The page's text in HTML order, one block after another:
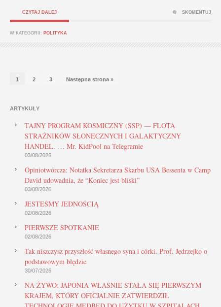
CZYTAJ DALEJ
W KATEGORII: POLITYKA
SKOMENTUJ
1 2 3 Następna strona »
ARTYKUŁY
TAJNY PROGRAM KOSMICZNY (SSP) — FLOTA
STRAŻNIKÓW SŁONECZNYCH I GALAKTYCZNY
HANDEL. … Mr. KidPool na Telegramie
03/08/2026
Opiniotwórcza: Notatka Sekretarza Skarbu USA Bessenta w Camp
David udowadnia, że “Koniec jest bliski”
03/08/2026
JESTEŚMY JEDNOŚCIĄ
02/08/2026
PIERWSZE SPOTKANIE
02/08/2026
Tak niszczysz przyszłość własnego syna i córki. Prof. Jędrzejko o
podstawowym błędzie
30/07/2026
NA ŻYWO: JAPONIA WŁAŚNIE STAŁA SIĘ PIERWSZYM
KRAJEM, KTÓRY OFICJALNIE ZATWIERDZIŁ